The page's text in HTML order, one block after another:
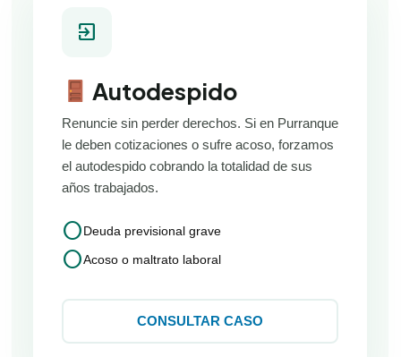
exit_to_app
Autodespido
Renuncie sin perder derechos. Si en Purranque
le deben cotizaciones o sufre acoso, forzamos
el autodespido cobrando la totalidad de sus
años trabajados.
circleDeuda previsional grave
circleAcoso o maltrato laboral
CONSULTAR CASO